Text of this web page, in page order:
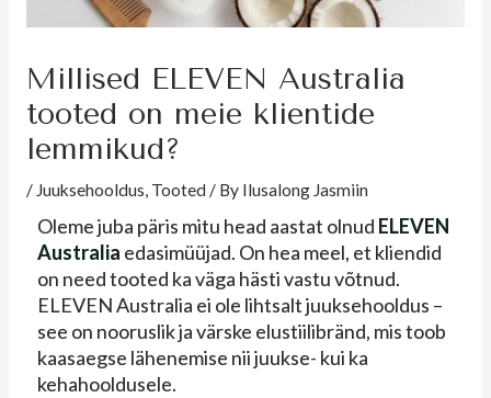
Millised ELEVEN Australia
tooted on meie klientide
lemmikud?
/ Juuksehooldus, Tooted / By Ilusalong Jasmiin
Oleme juba päris mitu head aastat olnud ELEVEN
Australia edasimüüjad. On hea meel, et kliendid
on need tooted ka väga hästi vastu võtnud.
ELEVEN Australia ei ole lihtsalt juuksehooldus –
see on nooruslik ja värske elustiilibränd, mis toob
kaasaegse lähenemise nii juukse- kui ka
kehahooldusele.